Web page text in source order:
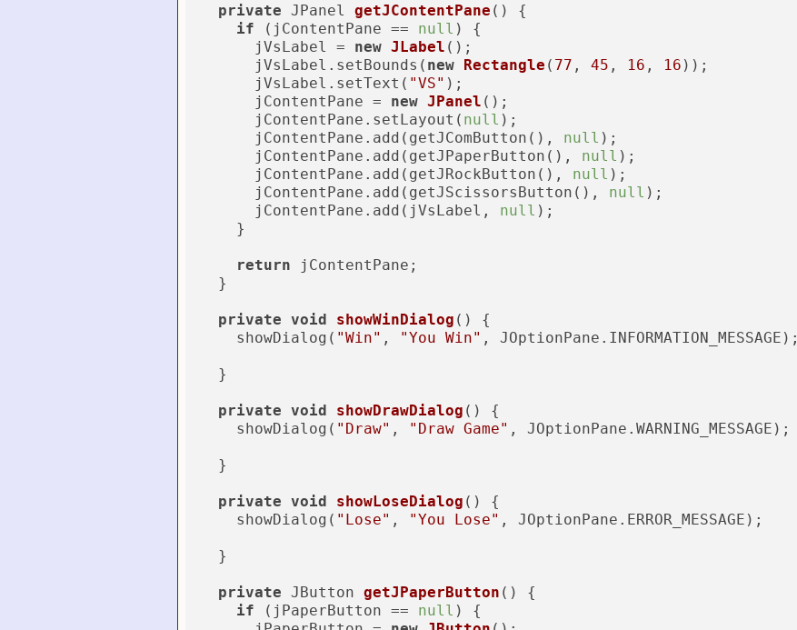
private JPanel getJContentPane ()
{
if (jContentPane == null ) {
      jVsLabel =
new JLabel ();
      jVsLabel.setBounds(
new Rectangle ( 77 , 45 , 16 , 16 ));
      jVsLabel.setText(
"VS" );
      jContentPane =
new JPanel ();
      jContentPane.setLayout(
null );
      jContentPane.add(getJComButton(),
null );
      jContentPane.add(getJPaperButton(),
null );
      jContentPane.add(getJRockButton(),
null );
      jContentPane.add(getJScissorsButton(),
null );
      jContentPane.add(jVsLabel,
null );
    }
return jContentPane;
  }
private void showWinDialog ()
{
    showDialog(
"Win" , "You Win" , JOptionPane.INFORMATION_MESSAGE);
  }
private void showDrawDialog ()
{
    showDialog(
"Draw" , "Draw Game" , JOptionPane.WARNING_MESSAGE);
  }
private void showLoseDialog ()
{
    showDialog(
"Lose" , "You Lose" , JOptionPane.ERROR_MESSAGE);
  }
private JButton getJPaperButton ()
{
if (jPaperButton == null ) {